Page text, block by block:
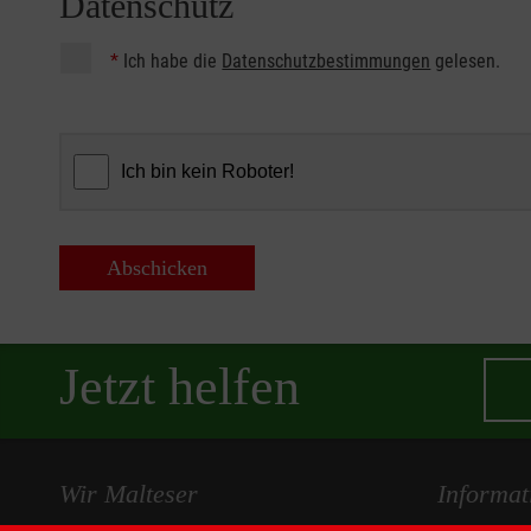
* Ich habe die Datenschutzbestimmungen gelesen.
Abschicken
Jetzt helfen
Wir Malteser